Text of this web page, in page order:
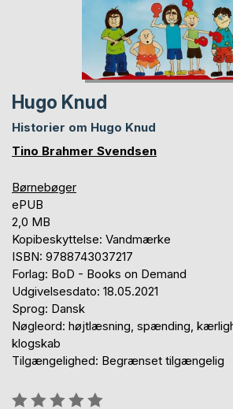
Hugo Knud
Historier om Hugo Knud
Tino Brahmer Svendsen
Børnebøger
ePUB
2,0 MB
Kopibeskyttelse: Vandmærke
ISBN: 9788743037217
Forlag: BoD - Books on Demand
Udgivelsesdato: 18.05.2021
Sprog: Dansk
Nøgleord: højtlæsning, spænding,
klogskab
Tilgængelighed: Begrænset tilgængelig
Anmeldelse::